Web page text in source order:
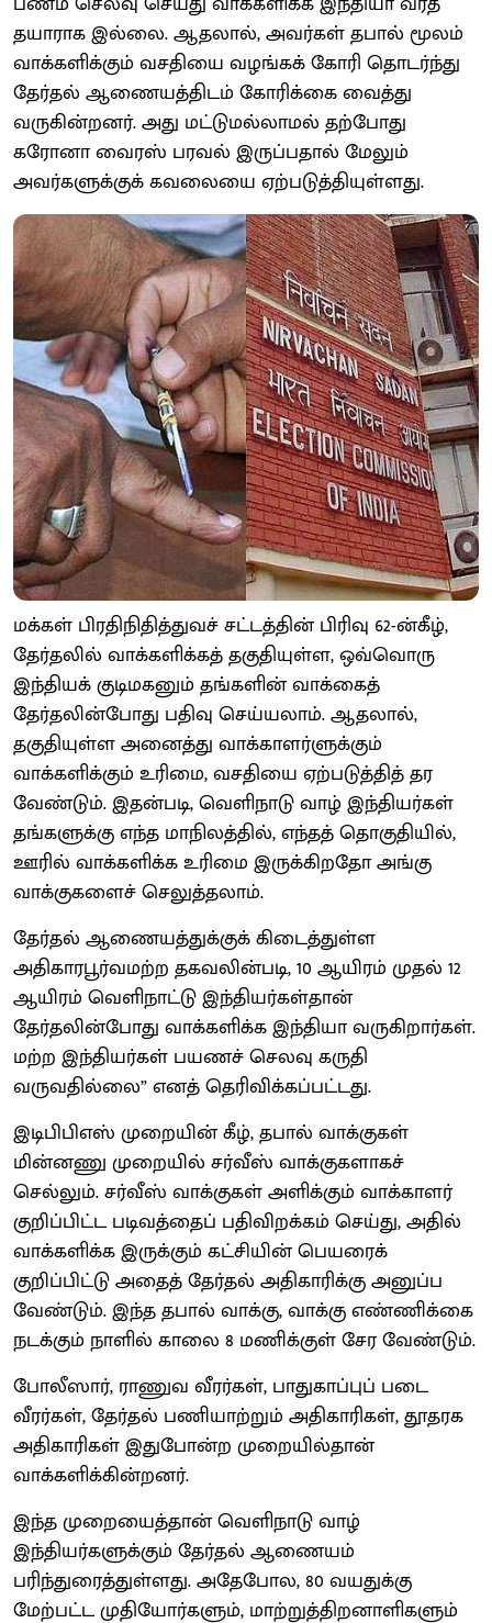
தயாராக இல்லை. ஆதலால், அவர்கள் தபால் மூலம்
வாக்களிக்கும் வசதியை வழங்கக் கோரி தொடர்ந்து
தேர்தல் ஆணையத்திடம் கோரிக்கை வைத்து
வருகின்றனர். அது மட்டுமல்லாமல் தற்போது
கரோனா வைரஸ் பரவல் இருப்பதால் மேலும்
அவர்களுக்குக் கவலையை ஏற்படுத்தியுள்ளது.
மக்கள் பிரதிநிதித்துவச் சட்டத்தின் பிரிவு 62-ன்கீழ்,
தேர்தலில் வாக்களிக்கத் தகுதியுள்ள, ஒவ்வொரு
இந்தியக் குடிமகனும் தங்களின் வாக்கைத்
தேர்தலின்போது பதிவு செய்யலாம். ஆதலால்,
தகுதியுள்ள அனைத்து வாக்காளர்ளுக்கும்
வாக்களிக்கும் உரிமை, வசதியை ஏற்படுத்தித் தர
வேண்டும். இதன்படி, வெளிநாடு வாழ் இந்தியர்கள்
தங்களுக்கு எந்த மாநிலத்தில், எந்தத் தொகுதியில்,
ஊரில் வாக்களிக்க உரிமை இருக்கிறதோ அங்கு
வாக்குகளைச் செலுத்தலாம்.
தேர்தல் ஆணையத்துக்குக் கிடைத்துள்ள
அதிகாரபூர்வமற்ற தகவலின்படி, 10 ஆயிரம் முதல் 12
ஆயிரம் வெளிநாட்டு இந்தியர்கள்தான்
தேர்தலின்போது வாக்களிக்க இந்தியா வருகிறார்கள்.
மற்ற இந்தியர்கள் பயணச் செலவு கருதி
வருவதில்லை” எனத் தெரிவிக்கப்பட்டது.
இடிபிபிஎஸ் முறையின் கீழ், தபால் வாக்குகள்
மின்னணு முறையில் சர்வீஸ் வாக்குகளாகச்
செல்லும். சர்வீஸ் வாக்குகள் அளிக்கும் வாக்காளர்
குறிப்பிட்ட படிவத்தைப் பதிவிறக்கம் செய்து, அதில்
வாக்களிக்க இருக்கும் கட்சியின் பெயரைக்
குறிப்பிட்டு அதைத் தேர்தல் அதிகாரிக்கு அனுப்ப
வேண்டும். இந்த தபால் வாக்கு, வாக்கு எண்ணிக்கை
நடக்கும் நாளில் காலை 8 மணிக்குள் சேர வேண்டும்.
போலீஸார், ராணுவ வீரர்கள், பாதுகாப்புப் படை
வீரர்கள், தேர்தல் பணியாற்றும் அதிகாரிகள், தூதரக
அதிகாரிகள் இதுபோன்ற முறையில்தான்
வாக்களிக்கின்றனர்.
இந்த முறையைத்தான் வெளிநாடு வாழ்
இந்தியர்களுக்கும் தேர்தல் ஆணையம்
பரிந்துரைத்துள்ளது. அதேபோல, 80 வயதுக்கு
மேற்பட்ட முதியோர்களும், மாற்றுத்திறனாளிகளும்